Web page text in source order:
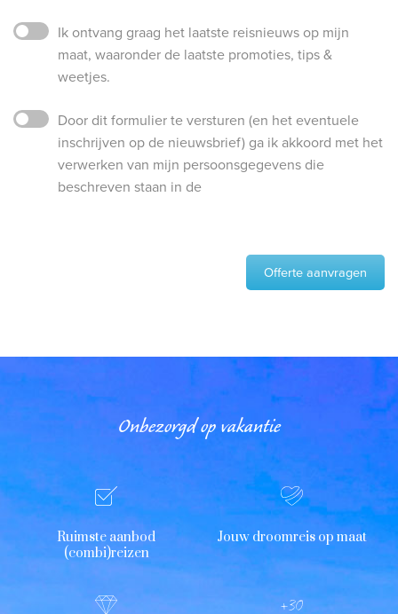
Ik ontvang graag het laatste reisnieuws op mijn
maat, waaronder de laatste promoties, tips &
weetjes.
Door dit formulier te versturen (en het eventuele
inschrijven op de nieuwsbrief) ga ik akkoord met het
verwerken van mijn persoonsgegevens die
beschreven staan in de
Offerte aanvragen
Onbezorgd op vakantie
Ruimste aanbod
(combi)reizen
Jouw droomreis op maat